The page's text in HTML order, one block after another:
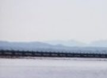
innehåll